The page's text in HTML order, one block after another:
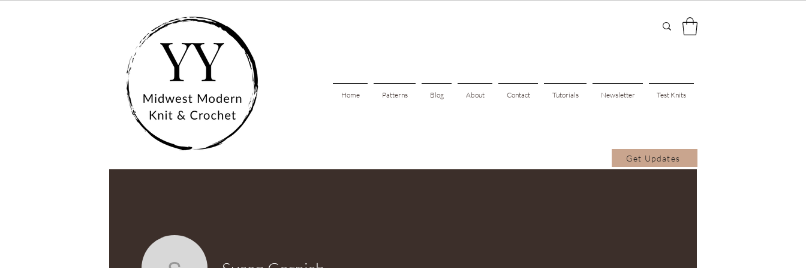
Home Patterns Blog About Contact Tutorials Newsletter Test Knits
Get Updates